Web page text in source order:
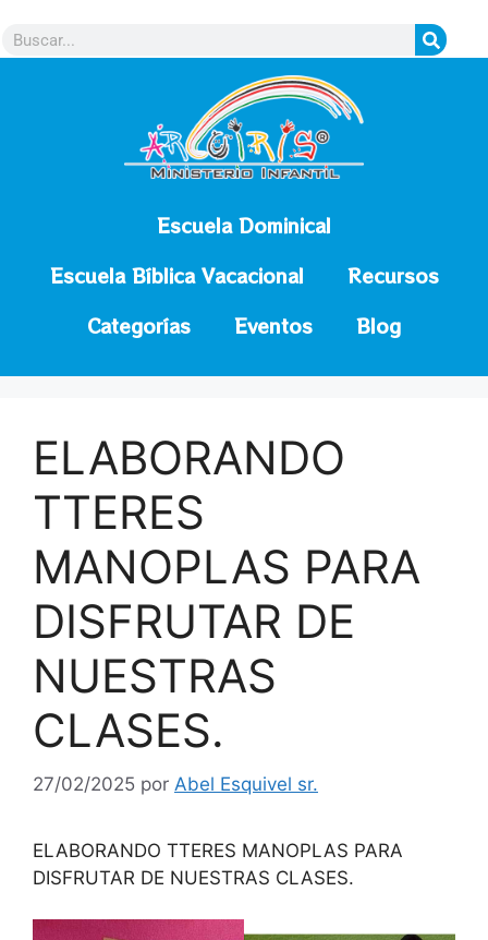
Escuela Dominical
Escuela Bíblica Vacacional
Recursos
Categorías
Eventos Blog
ELABORANDO
TTERES
MANOPLAS PARA
DISFRUTAR DE
NUESTRAS
CLASES.
27/02/2025 por Abel Esquivel sr.
ELABORANDO TTERES MANOPLAS PARA
DISFRUTAR DE NUESTRAS CLASES.